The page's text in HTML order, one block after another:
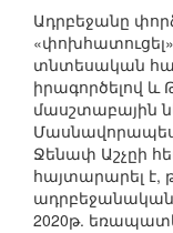
Ադրբեջանը
«փոխհատուցել»
տնտեսական
իրագործելով և
մասշտաբային
Ջենափ Աշչըի
հայտարարել է,
ադրբեջանական
2020թ.